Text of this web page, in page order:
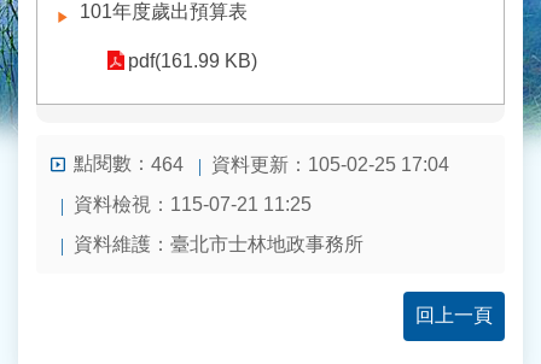
101年度歲出預算表
pdf(161.99 KB)
點閱數： 464
資料更新：105-02-25 17:04
資料檢視：115-07-21 11:25
資料維護：臺北市士林地政事務所
回上一頁